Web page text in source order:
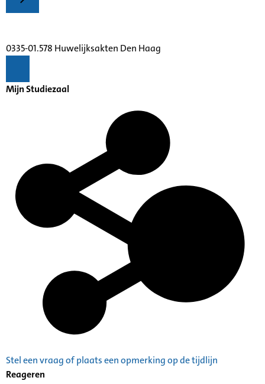
0335-01.578 Huwelijksakten Den Haag
Mijn Studiezaal
Stel een vraag of plaats een opmerking op de tijdlijn
Reageren